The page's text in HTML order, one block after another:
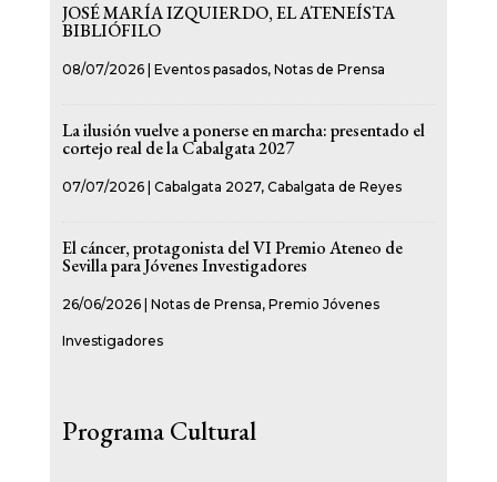
JOSÉ MARÍA IZQUIERDO, EL ATENEÍSTA
BIBLIÓFILO
08/07/2026| Eventos pasados, Notas de Prensa
La ilusión vuelve a ponerse en marcha: presentado el
cortejo real de la Cabalgata 2027
07/07/2026| Cabalgata 2027, Cabalgata de Reyes
El cáncer, protagonista del VI Premio Ateneo de
Sevilla para Jóvenes Investigadores
26/06/2026| Notas de Prensa, Premio Jóvenes
Investigadores
Programa Cultural